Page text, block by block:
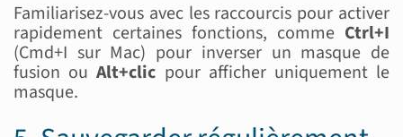
Familiarisez-vous avec les raccourcis pour activer
rapidement certaines fonctions, comme Ctrl+I
(Cmd+I sur Mac) pour inverser un masque de
fusion ouAlt+clic pour afficher uniquement le
masque.